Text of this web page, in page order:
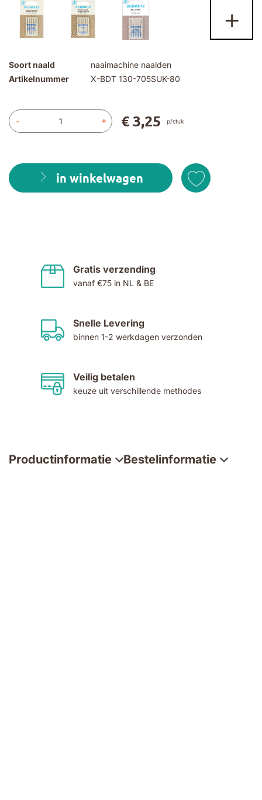
Soort naald
naaimachine naalden
Artikelnummer
X-BDT 130-705SUK-80
- +
in winkelwagen
€ 3,25 p/stuk
+
afbeeldingen-
gallerij
Gratis verzending
vanaf €75 in NL & BE
Snelle Levering
binnen 1-2 werkdagen verzonden
Veilig betalen
keuze uit verschillende methodes
Productinformatie Bestelinformatie